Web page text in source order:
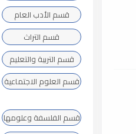
قسم الأدب العام
قسم التراث
قسم التربية والتعليم
قسم العلوم الاجتماعية
قسم الفلسفة وعلومها